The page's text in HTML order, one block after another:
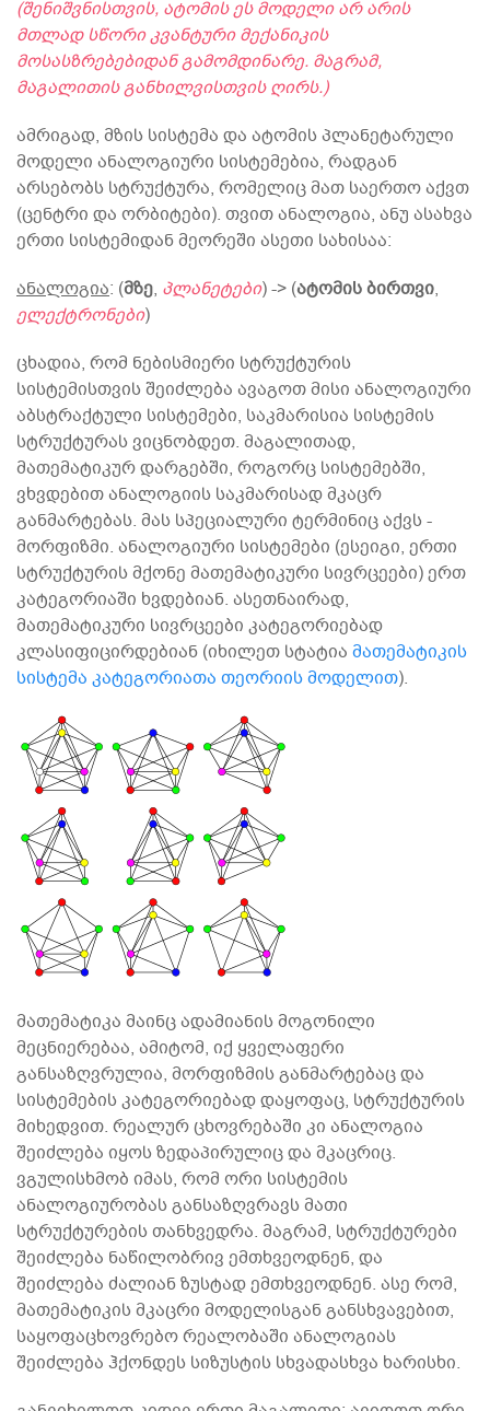
(შენიშვნისთვის, ატომის ეს მოდელი არ არის
მთლად სწორი კვანტური მექანიკის
მოსასზრებებიდან გამომდინარე. მაგრამ,
მაგალითის განხილვისთვის ღირს.)
ამრიგად, მზის სისტემა და ატომის პლანეტარული
მოდელი ანალოგიური სისტემებია, რადგან
არსებობს სტრუქტურა, რომელიც მათ საერთო აქვთ
(ცენტრი და ორბიტები). თვით ანალოგია, ანუ ასახვა
ერთი სისტემიდან მეორეში ასეთი სახისაა:
ანალოგია: (მზე, პლანეტები) -> (ატომის ბირთვი,
ელექტრონები)
ცხადია, რომ ნებისმიერი სტრუქტურის
სისტემისთვის შეიძლება ავაგოთ მისი ანალოგიური
აბსტრაქტული სისტემები, საკმარისია სისტემის
სტრუქტურას ვიცნობდეთ. მაგალითად,
მათემატიკურ დარგებში, როგორც სისტემებში,
ვხვდებით ანალოგიის საკმარისად მკაცრ
განმარტებას. მას სპეციალური ტერმინიც აქვს -
მორფიზმი. ანალოგიური სისტემები (ესეიგი, ერთი
სტრუქტურის მქონე მათემატიკური სივრცეები) ერთ
კატეგორიაში ხვდებიან. ასეთნაირად,
მათემატიკური სივრცეები კატეგორიებად
კლასიფიცირდებიან (იხილეთ სტატია მათემატიკის
სისტემა კატეგორიათა თეორიის მოდელით).
მათემატიკა მაინც ადამიანის მოგონილი
მეცნიერებაა, ამიტომ, იქ ყველაფერი
განსაზღვრულია, მორფიზმის განმარტებაც და
სისტემების კატეგორიებად დაყოფაც, სტრუქტურის
მიხედვით. რეალურ ცხოვრებაში კი ანალოგია
შეიძლება იყოს ზედაპირულიც და მკაცრიც.
ვგულისხმობ იმას, რომ ორი სისტემის
ანალოგიურობას განსაზღვრავს მათი
სტრუქტურების თანხვედრა. მაგრამ, სტრუქტურები
შეიძლება ნაწილობრივ ემთხვეოდნენ, და
შეიძლება ძალიან ზუსტად ემთხვეოდნენ. ასე რომ,
მათემატიკის მკაცრი მოდელისგან განსხვავებით,
საყოფაცხოვრებო რეალობაში ანალოგიას
შეიძლება ჰქონდეს სიზუსტის სხვადასხვა ხარისხი.